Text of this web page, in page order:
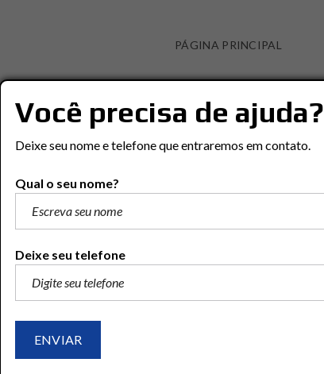
PÁGINA PRINCIPAL
ANALÂNDIA
2 ENCONTRADO
Você precisa de ajuda?
Deixe seu nome e telefone que entraremos em contato.
Qual o seu nome?
Deixe seu telefone